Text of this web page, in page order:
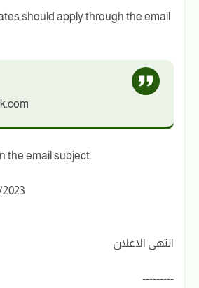
should apply through the email
the email subject.
انتهى الاعلان
---------